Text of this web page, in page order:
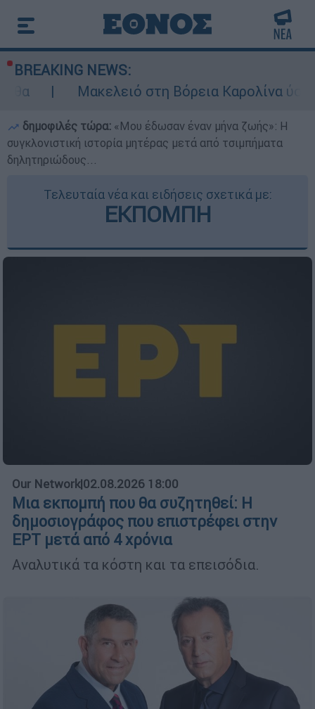
BREAKING NEWS:
Μακελειό στη Βόρεια Καρολίνα ύστερα από
δημοφιλές τώρα: «Μου έδωσαν έναν μήνα ζωής»: Η
συγκλονιστική ιστορία μητέρας μετά από τσιμπήματα
δηλητηριώδους...
Τελευταία νέα και ειδήσεις σχετικά με:
ΕΚΠΟΜΠΗ
Our Network|02.08.2026 18:00
Μια εκπομπή που θα συζητηθεί: Η
δημοσιογράφος που επιστρέφει στην
ΕΡΤ μετά από 4 χρόνια
Αναλυτικά τα κόστη και τα επεισόδια.